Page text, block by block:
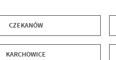
CZEKANÓW
KARCHOWICE